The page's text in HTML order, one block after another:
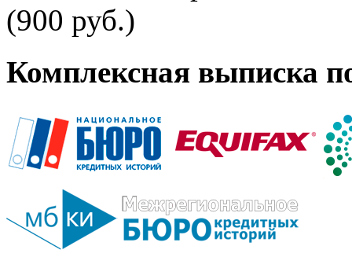
(900 руб.)
Комплексная выписка